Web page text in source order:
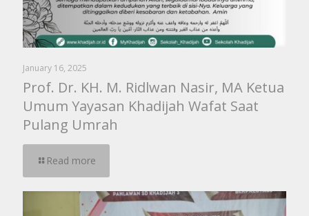
January 16, 2025
Prof. Dr. KH. M. Ridlwan Nasir, MA Ketua
Umum Yayasan Khadijah Wafat Saat
Pulang Umrah
Read more